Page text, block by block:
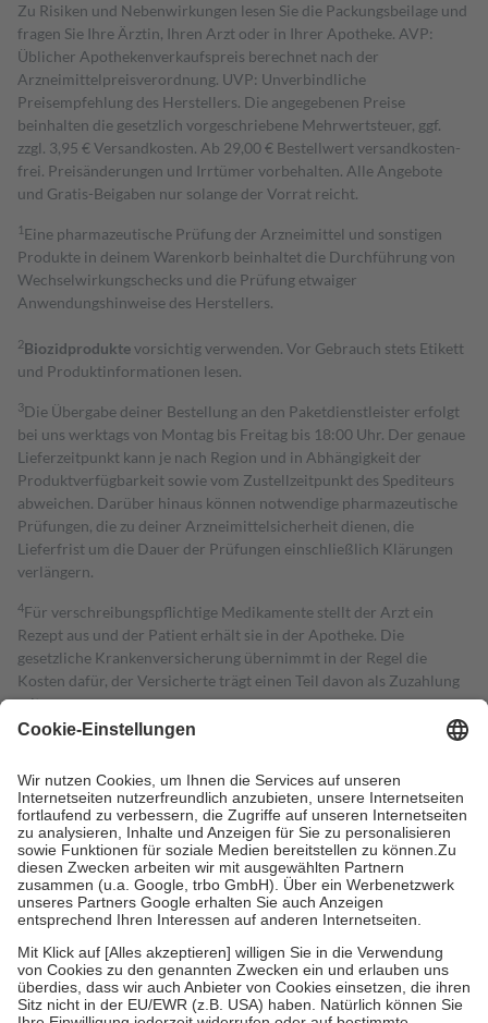
Zu Risiken und Nebenwirkungen lesen Sie die Packungsbeilage und
fragen Sie Ihre Ärztin, Ihren Arzt oder in Ihrer Apotheke. AVP:
Üblicher Apothekenverkaufspreis berechnet nach der
Arzneimittelpreisverordnung. UVP: Unverbindliche
Preisempfehlung des Herstellers. Die angegebenen Preise
beinhalten die gesetzlich vorgeschriebene Mehrwertsteuer, ggf.
zzgl. 3,95 € Versandkosten. Ab 29,00 € Bestell­wert versand­kosten­
frei. Preisänderungen und Irrtümer vorbehalten. Alle Angebote
und Gratis-Beigaben nur solange der Vorrat reicht.
1 Eine pharmazeutische Prüfung der Arzneimittel und sonstigen
Produkte in deinem Warenkorb beinhaltet die Durchführung von
Wechselwirkungschecks und die Prüfung etwaiger
Anwendungshinweise des Herstellers.
2Biozidproduktevorsichtig verwenden. Vor Gebrauch stets Etikett
und Produktinformationen lesen.
3Die Übergabe deiner Bestellung an den Paketdienstleister erfolgt
bei uns werktags von Montag bis Freitag bis 18:00 Uhr. Der genaue
Lieferzeitpunkt kann je nach Region und in Abhängigkeit der
Produktverfügbarkeit sowie vom Zustellzeitpunkt des Spediteurs
abweichen. Darüber hinaus können notwendige pharmazeutische
Prüfungen, die zu deiner Arzneimittelsicherheit dienen, die
Lieferfrist um die Dauer der Prüfungen einschließlich Klärungen
verlängern.
4Für verschreibungspflichtige Medikamente stellt der Arzt ein
Rezept aus und der Patient erhält sie in der Apotheke. Die
gesetzliche Krankenversicherung übernimmt in der Regel die
Kosten dafür, der Versicherte trägt einen Teil davon als Zuzahlung
mit.
Grundsätzlich leisten Mitglieder Zuzahlungen in Höhe von zehn
höchstens zehn Euro.
Es sind jedoch nie mehr als die tatsächlichen
Kosten der Leistung zu entrichten.
Diese Regeln gelten grundsätzlich auch für Online-Apotheken.
Bei Heilmitteln und häuslicher Krankenpflege beträgt die
Zuzahlung zehn Prozent der Kosten sowie zehn Euro je
Verordnung.
Um das Engagement der Versicherten für ihre eigene Gesundheit zu
stärken und die besondere Stellung der Familie zu unterstützen,
fallenkeine Zuzahlungenan bei:
• Kindern und Jugendlichen bis zum vollendeten 18. Lebensjahr
mit Ausnahme der Fahrkosten